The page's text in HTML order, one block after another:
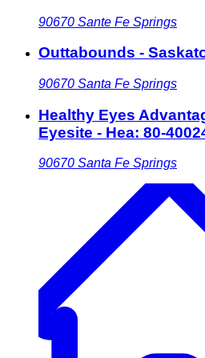
90670 Sante Fe Springs
Outtabounds -
90670 Santa Fe Springs
Healthy Eyes
Eyesite - Hea: 80-
90670 Santa Fe Springs